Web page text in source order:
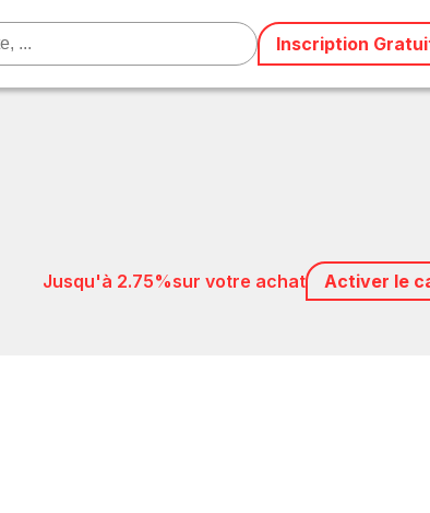
jusqu'à 2.75%sur votre achat Activer le
Inscription